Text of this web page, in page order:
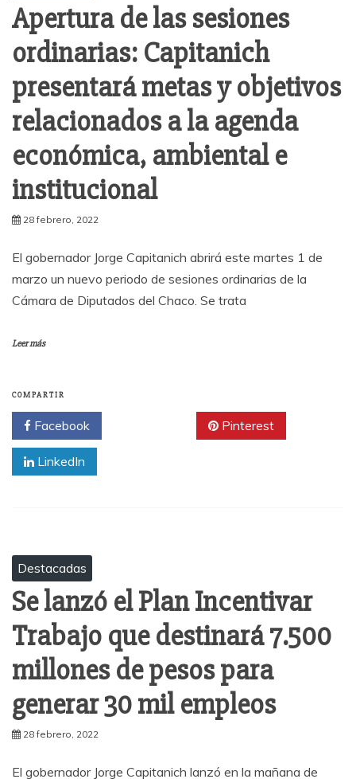
Apertura de las sesiones
ordinarias: Capitanich
presentará metas y objetivos
relacionados a la agenda
económica, ambiental e
institucional
28 febrero, 2022
El gobernador Jorge Capitanich abrirá este martes 1 de
marzo un nuevo periodo de sesiones ordinarias de la
Cámara de Diputados del Chaco. Se trata
Leer más
COMPARTIR
Facebook Pinterest
LinkedIn
Destacadas
Se lanzó el Plan Incentivar
Trabajo que destinará 7.500
millones de pesos para
generar 30 mil empleos
28 febrero, 2022
El gobernador Jorge Capitanich lanzó en la mañana de